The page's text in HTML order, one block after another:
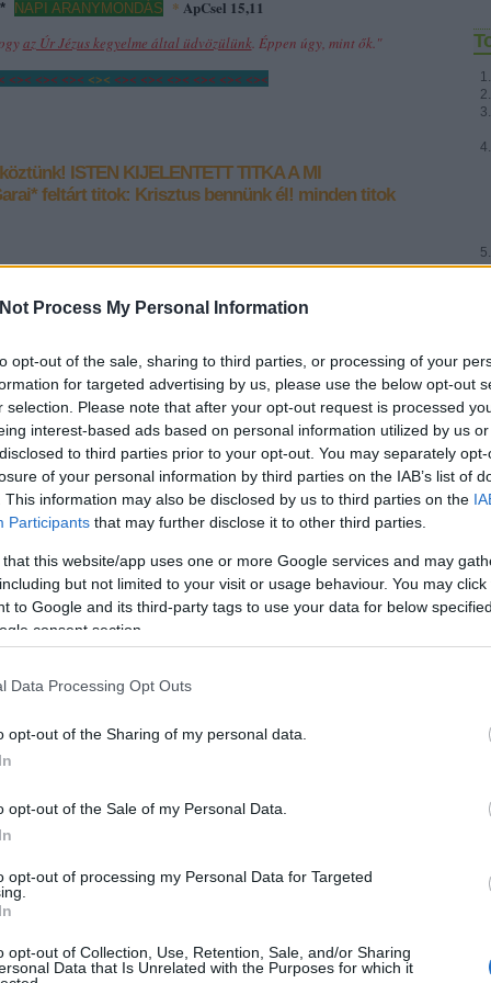
Process My Personal Information
opt-out of the sale, sharing to third parties, or processing of your
for targeted advertising by us, please use the below opt-out
selection. Please note that after your opt-out request is processed
interest-based ads based on personal information utilized by us
to third parties prior to your opt-out. You may separately
of your personal information by third parties on the IAB’s list of
This information may also be disclosed by us to third parties on the
Participants that may further disclose it to other third parties.
that this website/app uses one or more Google services and may
but not limited to your visit or usage behaviour. You may
to Google and its third-party tags to use your data for below
consent section.
Data Processing Opt Outs
opt-out of the Sharing of my personal data.
opt-out of the Sale of my Personal Data.
opt-out of processing my Personal Data for Targeted
opt-out of Collection, Use, Retention, Sale, and/or Sharing
Data that Is Unrelated with the Purposes for which it
NAPI ARANYMONDÁS * ApCsel 15,11
az Úr Jézus kegyelme által üdvözülünk. Éppen úgy, mint ők."
<>< <>< <>< <>< <>< <>< <>< <>< <>< <><
ISTEN KIJELENTETT TITKA A MI
feltárt titok: Krisztus bennünk él! minden titok
Ne
ne
- Csütörtök
[2026.08.06.]
Úrnak,
ujjongjatok, ti,
igazak!
ti, igaz szívűek!"
- Szerda
[2026.08.05.]
"Titeket pedig
Isten hatalma
őriz hit által az
üdvösségre,
arra, hogy
nyilvánvalóvá
legyen az utolsó
"Hívj segítségül
idején! Én